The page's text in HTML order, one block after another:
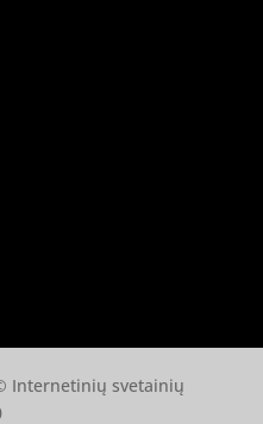
Internetinių svetainių